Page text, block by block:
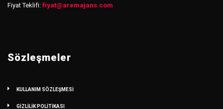
Fiyat Teklifi: fiyat@aremajans.com
Sözleşmeler
KULLANIM SÖZLEŞMESİ
GİZLİLİK POLİTİKASI